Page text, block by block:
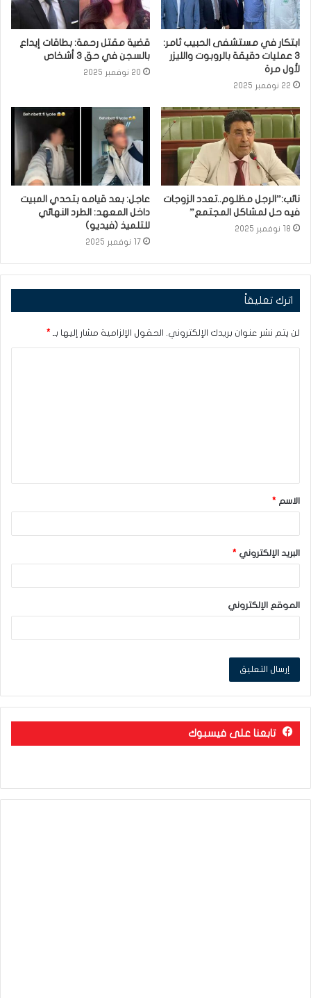
ابتكار في مستشفى الحبيب ثامر:
3 عمليات دقيقة بالروبوت والليزر
لأول مرة
22 نوفمبر 2025
قضية مقتل رحمة: بطاقات إيداع
بالسجن في حق 3 أشخاص
20 نوفمبر 2025
نائب:”الرجل مظلوم..تعدد الزوجات
فيه حل لمشاكل المجتمع”
18 نوفمبر 2025
عاجل: بعد قيامه بتحدي المبيت
داخل المعهد: الطرد النهائي
للتلميذ (فيديو)
17 نوفمبر 2025
اترك تعليقاً
لن يتم نشر عنوان بريدك الإلكتروني. الحقول الإلزامية مشار إليها بـ *
ق
*الاسم *
البريد الإلكتروني *
الموقع الإلكتروني
تابعنا على فيسبوك